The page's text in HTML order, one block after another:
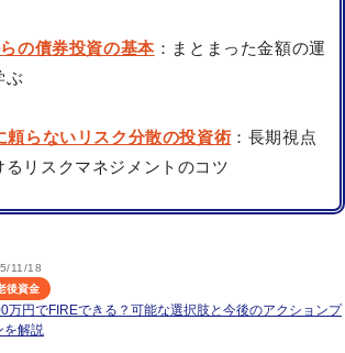
の債券投資の基本：まとまった金額の運
ぶ
頼らないリスク分散の投資術 ：長期視点
リスクマネジメントのコツ
11/18
後資金
万円でFIREできる？可能な選択肢と今後のアクションプ
を解説